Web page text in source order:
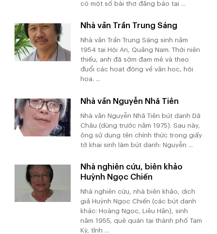
có một số bài thơ đăng báo tại ...
Nhà văn Trần Trung Sáng
Nhà văn Trần Trung Sáng sinh năm
1954 tại Hội An, Quảng Nam. Thời niên
thiếu, anh đã sớm đam mê và theo
đuổi các hoạt động về văn học, hội
họa. ...
Nhà văn Nguyễn Nhã Tiên
Nhà văn Nguyễn Nhã Tiên bút danh Dã
Châu (dùng trước năm 1975). Sau này,
ông sử dụng tên chính thức trong giấy
tờ khai sinh làm bút danh: Nguyễn ...
Nhà nghiên cứu, biên khảo
Huỳnh Ngọc Chiến
Nhà nghiên cứu, nhà biên khảo, dịch
giả Huỳnh Ngọc Chiến (các bút danh
khác: Hoàng Ngọc, Liêu Hân), sinh
năm 1955, quê quán tại thành phố Tam
Kỳ, tỉnh ...